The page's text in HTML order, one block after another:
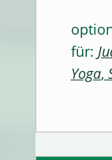
für:
Yoga,